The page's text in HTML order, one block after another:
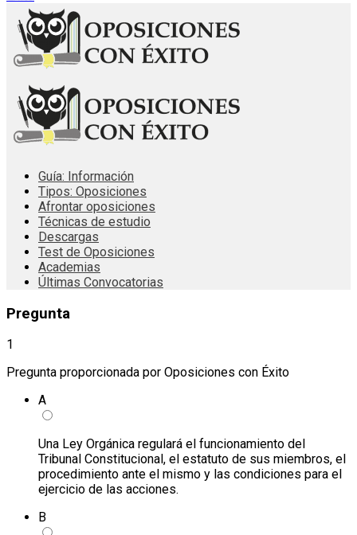
Guía: Información
Tipos: Oposiciones
Afrontar oposiciones
Técnicas de estudio
Descargas
Test de Oposiciones
Academias
Últimas Convocatorias
Pregunta
1
Pregunta proporcionada por Oposiciones con Éxito
A
Una Ley Orgánica regulará el funcionamiento del
Tribunal Constitucional, el estatuto de sus miembros, el
procedimiento ante el mismo y las condiciones para el
ejercicio de las acciones.
B